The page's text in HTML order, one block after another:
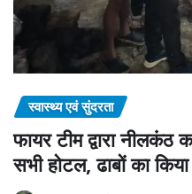
स्वास्थ्य एवं सुंदरता
फायर टीम द्वारा नीलकंठ
सभी होटल, ढाबों का